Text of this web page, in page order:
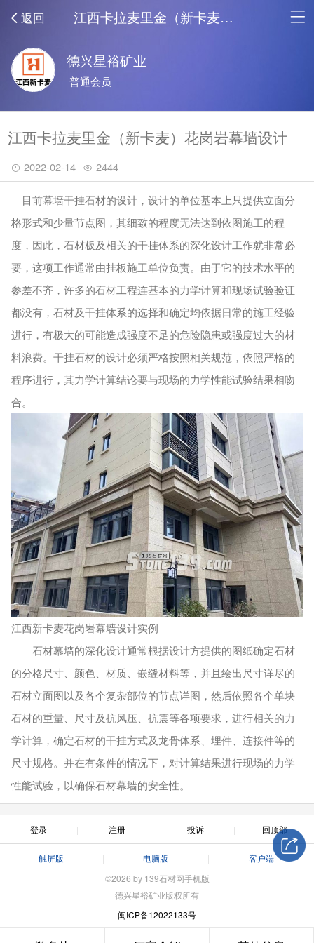
返回 江西卡拉麦里金（新卡麦）花岗岩幕墙设计_新闻中心
德兴星裕矿业
普通会员
江西卡拉麦里金（新卡麦）花岗岩幕墙设计
2022-02-14 2444
目前幕墙干挂石材的设计，设计的单位基本上只提供立面分
格形式和少量节点图，其细致的程度无法达到依图施工的程
度，因此，石材板及相关的干挂体系的深化设计工作就非常必
要，这项工作通常由挂板施工单位负责。由于它的技术水平的
参差不齐，许多的石材工程连基本的力学计算和现场试验验证
都没有，石材及干挂体系的选择和确定均依据日常的施工经验
进行，有极大的可能造成强度不足的危险隐患或强度过大的材
料浪费。干挂石材的设计必须严格按照相关规范，依照严格的
程序进行，其力学计算结论要与现场的力学性能试验结果相吻
合。
江西新卡麦花岗岩幕墙设计实例
石材幕墙的深化设计通常根据设计方提供的图纸确定石材
的分格尺寸、颜色、材质、嵌缝材料等，并且绘出尺寸详尽的
石材立面图以及各个复杂部位的节点详图，然后依照各个单块
石材的重量、尺寸及抗风压、抗震等各项要求，进行相关的力
学计算，确定石材的干挂方式及龙骨体系、埋件、连接件等的
尺寸规格。并在有条件的情况下，对计算结果进行现场的力学
性能试验，以确保石材幕墙的安全性。
登录 注册 投诉 回顶部
触屏版 电脑版
客户端
©2026 by 139石材网手机版
德兴星裕矿业版权所有
闽ICP备12022133号